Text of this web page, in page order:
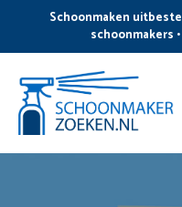
de
inhoud
Schoonmaken
schoonmakers